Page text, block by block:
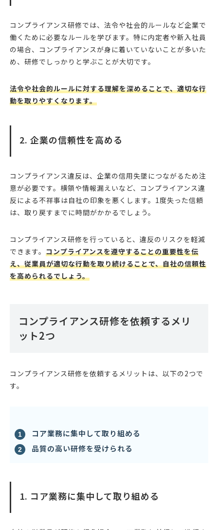
コンプライアンス研修では、法令や社会的ルールなど企業で
働くために必要なルールを学びます。特に内定者や新入社員
の場合、コンプライアンスが身に着いていないことが多いた
め、研修でしっかりと学ぶことが大切です。
法令や社会的ルールに対する理解を深めることで、適切な行
動を取りやすくなります。
2. 企業の信頼性を高める
コンプライアンス違反は、企業の信用失墜につながるため注
意が必要です。横領や情報漏えいなど、コンプライアンス違
反による不祥事は自社の印象を悪くします。1度失った信頼
は、取り戻すまでに時間がかかるでしょう。
コンプライアンス研修を行っていると、違反のリスクを軽減
できます。 コンプライアンスを遵守することの重要性を伝
え、従業員が適切な行動を取り続けることで、自社の信頼性
を高められるでしょう。
コンプライアンス研修を依頼するメリ
ット2つ
コンプライアンス研修を依頼するメリットは、以下の2つで
す。
コア業務に集中して取り組める
品質の高い研修を受けられる
1. コア業務に集中して取り組める